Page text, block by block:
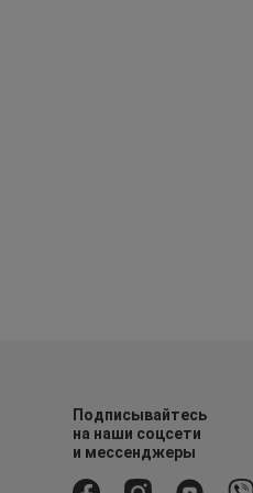
Подписывайтесь
на наши соцсети
и мессенджеры